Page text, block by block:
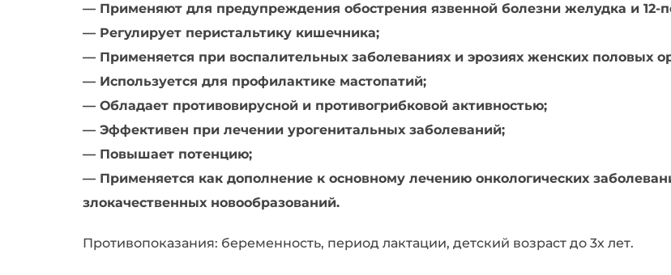
— Применяют для предупреждения обострения язвенной болезни желудка и 12-
— Регулирует перистальтику кишечника;
— Применяется при воспалительных заболеваниях и эрозиях женских половых
— Используется для профилактике мастопатий;
— Обладает противовирусной и противогрибковой активностью;
— Эффективен при лечении урогенитальных заболеваний;
— Повышает потенцию;
— Применяется как дополнение к основному лечению онкологических
злокачественных новообразований.
Противопоказания: беременность, период лактации, детский возраст до 3х лет.